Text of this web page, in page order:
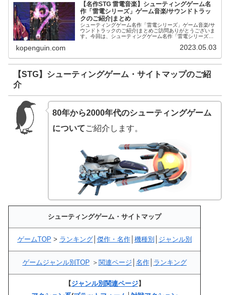
【名作STG 雷電音楽】シューティングゲーム名
作「雷電シリーズ」ゲーム音楽/サウンドトラッ
クのご紹介|まとめ
シューティングゲーム名作「雷電シリーズ」ゲーム音楽/サ
ウンドトラックのご紹介|まとめご訪問ありがとうございま
す。今回は、シューティングゲーム名作「雷電シリーズ」
kopenguin.com 2023.05.03
【STG】シューティングゲーム・サイトマップのご紹
介
80年から2000年代のシューティングゲーム
についてご紹介します。
シューティングゲーム・サイトマップ
ゲームTOP > ランキング│ 傑作・名作│ 機種別 ジャンル別
ゲームジャンル別TOP ＞ 関連ページ 名作│ ランキング
【ジャンル別関連ページ】